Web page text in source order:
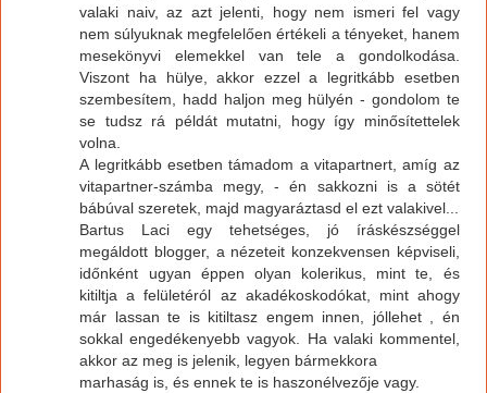
valaki naiv, az azt jelenti, hogy nem ismeri fel vagy
nem súlyuknak megfelelően értékeli a tényeket, hanem
mesekönyvi elemekkel van tele a gondolkodása.
Viszont ha hülye, akkor ezzel a legritkább esetben
szembesítem, hadd haljon meg hülyén - gondolom te
se tudsz rá példát mutatni, hogy így minősítettelek
volna.
A legritkább esetben támadom a vitapartnert, amíg az
vitapartner-számba megy, - én sakkozni is a sötét
bábúval szeretek, majd magyaráztasd el ezt valakivel...
Bartus Laci egy tehetséges, jó íráskészséggel
megáldott blogger, a nézeteit konzekvensen képviseli,
időnként ugyan éppen olyan kolerikus, mint te, és
kitiltja a felületéról az akadékoskodókat, mint ahogy
már lassan te is kitiltasz engem innen, jóllehet , én
sokkal engedékenyebb vagyok. Ha valaki kommentel,
akkor az meg is jelenik, legyen bármekkora
marhaság is, és ennek te is haszonélvezője vagy.